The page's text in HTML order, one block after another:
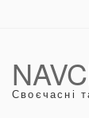
Своєчасні